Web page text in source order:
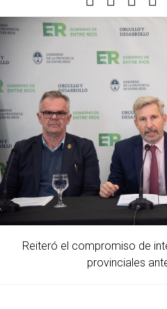
Reiteró el compromiso de
provinciales